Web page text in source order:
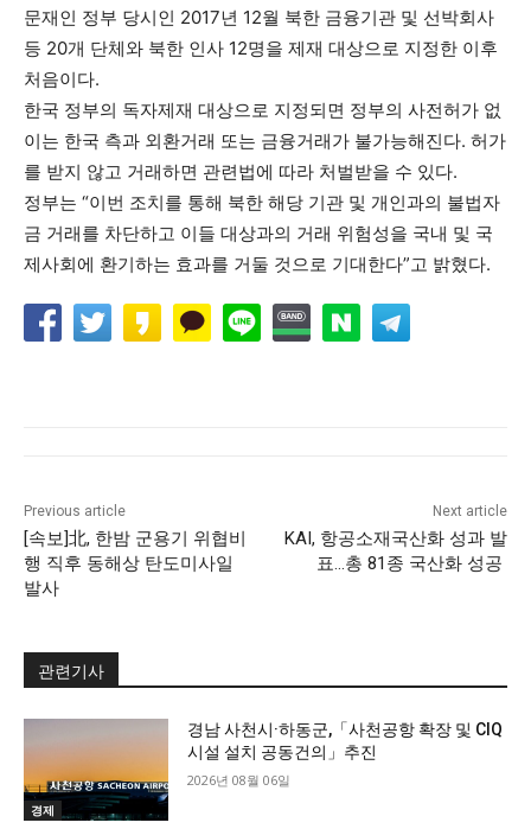
문재인 정부 당시인 2017년 12월 북한 금융기관 및 선박회사
등 20개 단체와 북한 인사 12명을 제재 대상으로 지정한 이후
처음이다.
한국 정부의 독자제재 대상으로 지정되면 정부의 사전허가 없
이는 한국 측과 외환거래 또는 금융거래가 불가능해진다. 허가
를 받지 않고 거래하면 관련법에 따라 처벌받을 수 있다.
정부는 “이번 조치를 통해 북한 해당 기관 및 개인과의 불법자
금 거래를 차단하고 이들 대상과의 거래 위험성을 국내 및 국
제사회에 환기하는 효과를 거둘 것으로 기대한다”고 밝혔다.
Previous article
[속보]北, 한밤 군용기 위협비
행 직후 동해상 탄도미사일
발사
Next article
KAI, 항공소재국산화 성과 발
표…총 81종 국산화 성공
관련기사
경제
경남 사천시·하동군,「사천공항 확장 및 CIQ
시설 설치 공동건의」추진
2026년 08월 06일